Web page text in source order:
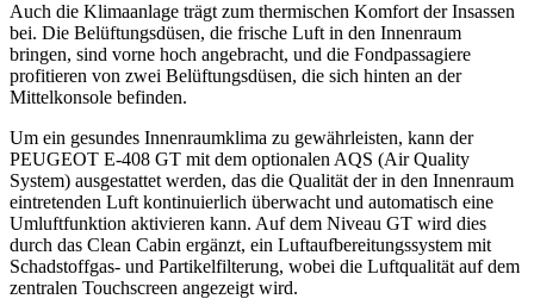
Auch die Klimaanlage trägt zum thermischen Komfort der Insassen
bei. Die Belüftungsdüsen, die frische Luft in den Innenraum
bringen, sind vorne hoch angebracht, und die Fondpassagiere
profitieren von zwei Belüftungsdüsen, die sich hinten an der
Mittelkonsole befinden.
Um ein gesundes Innenraumklima zu gewährleisten, kann der
PEUGEOT E-408 GT mit dem optionalen AQS (Air Quality
System) ausgestattet werden, das die Qualität der in den Innenraum
eintretenden Luft kontinuierlich überwacht und automatisch eine
Umluftfunktion aktivieren kann. Auf dem Niveau GT wird dies
durch das Clean Cabin ergänzt, ein Luftaufbereitungssystem mit
Schadstoffgas- und Partikelfilterung, wobei die Luftqualität auf dem
zentralen Touchscreen angezeigt wird.